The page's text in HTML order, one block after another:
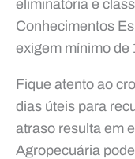
eliminatória e
Conhecimentos
exigem mínimo de
Fique atento ao
dias úteis para
atraso resulta em
Agropecuária